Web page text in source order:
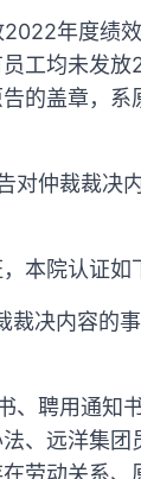
年度绩
工均未发
的盖章，
仲裁裁决
本院认证如
裁决内容的
、聘用通知
、远洋集
劳动关系